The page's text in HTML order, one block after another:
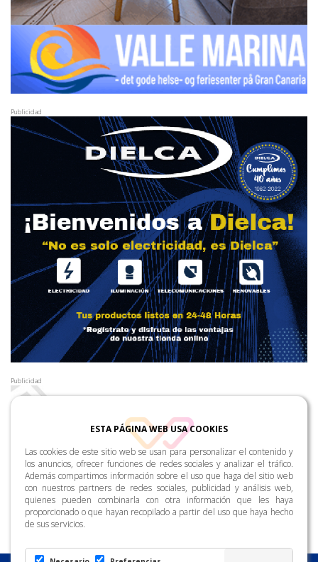
Publicidad
Publicidad
ESTA PÁGINA WEB USA COOKIES
Las cookies de este sitio web se usan para personalizar el contenido y
los anuncios, ofrecer funciones de redes sociales y analizar el tráfico.
Además compartimos información sobre el uso que haga del sitio web
con nuestros partners de redes sociales, publicidad y análisis web,
quienes pueden combinarla con otra información que les haya
proporcionado o que hayan recopilado a partir del uso que haya hecho
de sus servicios.